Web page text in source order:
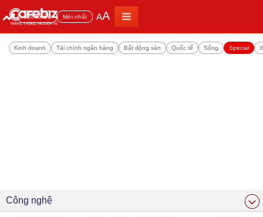
Đọc nhiều Mới nhất AA
Kinh doanh Tài chính ngân hàng Bất động sản Quốc tế Sống Special
Công nghệ